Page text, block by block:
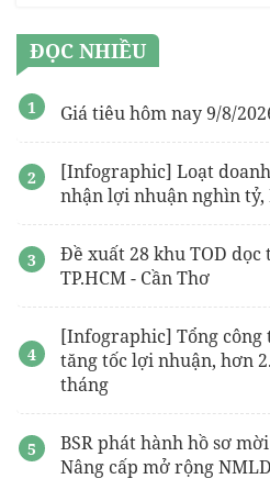
ĐỌC NHIỀU
Giá tiêu hôm nay 9/8/
[Infographic] Loạt
nhận lợi nhuận nghìn tỷ,
Đề xuất 28 khu TOD
TP.HCM - Cần Thơ
[Infographic] Tổng công
tăng tốc lợi nhuận, hơn
tháng
BSR phát hành hồ sơ
Nâng cấp mở rộng